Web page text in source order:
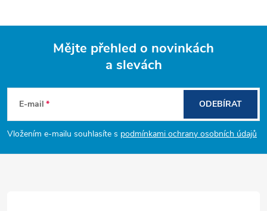
p
a
Mějte přehled o novinkách
a slevách
E-mail
Vložením e-mailu souhlasíte s podmínkami ochrany osobních údajů
ODEBÍRAT